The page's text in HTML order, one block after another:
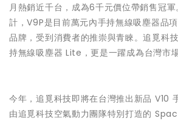
月熱銷近千台，成為6千元價位帶銷售冠
計，V9P是目前萬元內手持無線吸塵器品
品牌，受到消費者的推崇與青睞。追覓科
持無線吸塵器 Lite，更是一躍成為台灣市
今年，追覓科技即將在台灣推出新品 V10
由追覓科技空氣動力團隊特別打造的